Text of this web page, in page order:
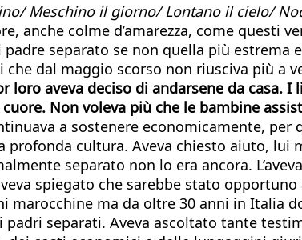
Meschino il giorno/ Lontano il cielo/
anche colme d’amarezza, come
separato se non quella più
dal maggio scorso non riusciva più a
loro aveva deciso di andarsene da
Non voleva più che le bambine
a sostenere economicamente, per
profonda cultura. Aveva chiesto aiuto,
separato non lo era ancora.
spiegato che sarebbe stato
marocchine ma da oltre 30 anni in Italia
padri separati. Aveva ascoltato tante